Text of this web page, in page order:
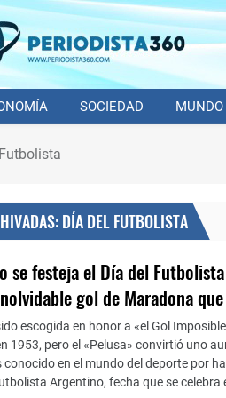
SOCIEDAD MUNDO
DÍA DEL FUTBOLISTA
se festeja el Día del
gol de Maradona
escogida en honor a «el Gol
1953, pero el «Pelusa» convirtió uno
conocido en el mundo del deporte por
Argentino, fecha que se celebra